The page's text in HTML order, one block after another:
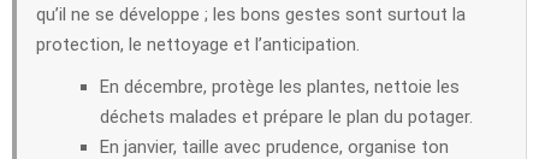
qu’il ne se développe ; les bons gestes sont surtout la
protection, le nettoyage et l’anticipation.
En décembre, protège les plantes, nettoie les
déchets malades et prépare le plan du potager.
En janvier, taille avec prudence, organise ton